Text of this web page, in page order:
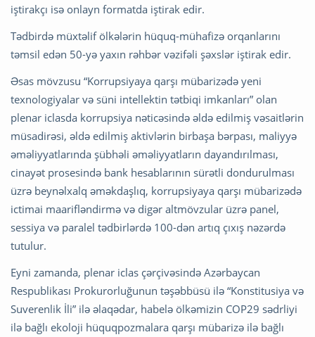
iştirakçı isə onlayn formatda iştirak edir.
Tədbirdə müxtəlif ölkələrin hüquq-mühafizə orqanlarını
təmsil edən 50-yə yaxın rəhbər vəzifəli şəxslər iştirak edir.
Əsas mövzusu “Korrupsiyaya qarşı mübarizədə yeni
texnologiyalar və süni intellektin tətbiqi imkanları” olan
plenar iclasda korrupsiya nəticəsində əldə edilmiş vəsaitlərin
müsadirəsi, əldə edilmiş aktivlərin birbaşa bərpası, maliyyə
əməliyyatlarında şübhəli əməliyyatların dayandırılması,
cinayət prosesində bank hesablarının sürətli dondurulması
üzrə beynəlxalq əməkdaşlıq, korrupsiyaya qarşı mübarizədə
ictimai maarifləndirmə və digər altmövzular üzrə panel,
sessiya və paralel tədbirlərdə 100-dən artıq çıxış nəzərdə
tutulur.
Eyni zamanda, plenar iclas çərçivəsində Azərbaycan
Respublikası Prokurorluğunun təşəbbüsü ilə “Konstitusiya və
Suverenlik İli” ilə əlaqədar, habelə ölkəmizin COP29 sədrliyi
ilə bağlı ekoloji hüquqpozmalara qarşı mübarizə ilə bağlı